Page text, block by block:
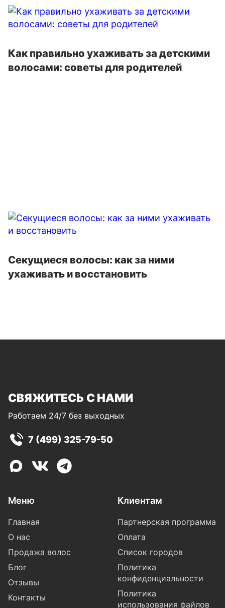
Как правильно ухаживать за детскими
волосами: советы для родителей
Секущиеся волосы: как за ними
ухаживать и восстановить
СВЯЖИТЕСЬ С НАМИ
Работаем 24/7 без выходных
7 (499) 325-79-50
Меню
Главная
О нас
Продажа волос
Блог
Отзывы
Контакты
Клиентам
Партнерская программа
Оплата
Список городов
Политика
конфиденциальности
Политика
использования файлов